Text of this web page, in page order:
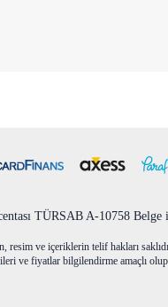
TÜRSAB A-10758 Belge
resim ve içeriklerin telif hakları
ve fiyatlar bilgilendirme amaçlı